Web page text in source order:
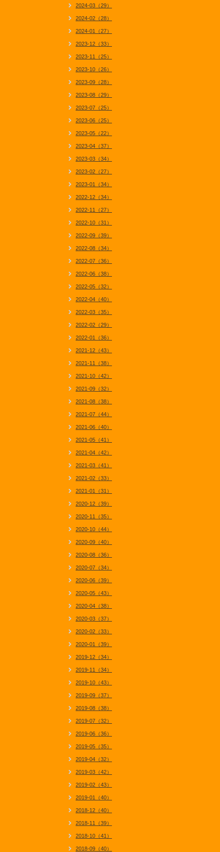
2024-03（29）
2024-02（28）
2024-01（27）
2023-12（33）
2023-11（25）
2023-10（26）
2023-09（28）
2023-08（29）
2023-07（25）
2023-06（25）
2023-05（22）
2023-04（37）
2023-03（34）
2023-02（27）
2023-01（34）
2022-12（34）
2022-11（27）
2022-10（31）
2022-09（39）
2022-08（34）
2022-07（36）
2022-06（38）
2022-05（32）
2022-04（40）
2022-03（35）
2022-02（29）
2022-01（36）
2021-12（43）
2021-11（38）
2021-10（42）
2021-09（32）
2021-08（38）
2021-07（44）
2021-06（40）
2021-05（41）
2021-04（42）
2021-03（41）
2021-02（33）
2021-01（31）
2020-12（39）
2020-11（35）
2020-10（44）
2020-09（40）
2020-08（36）
2020-07（34）
2020-06（39）
2020-05（43）
2020-04（38）
2020-03（37）
2020-02（33）
2020-01（39）
2019-12（34）
2019-11（34）
2019-10（43）
2019-09（37）
2019-08（38）
2019-07（32）
2019-06（36）
2019-05（35）
2019-04（32）
2019-03（42）
2019-02（43）
2019-01（40）
2018-12（40）
2018-11（39）
2018-10（41）
2018-09（40）